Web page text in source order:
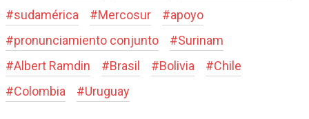
#sudamérica #Mercosur #apoyo
#pronunciamiento conjunto #Surinam
#Albert Ramdin #Brasil #Bolivia #Chile
#Colombia #Uruguay